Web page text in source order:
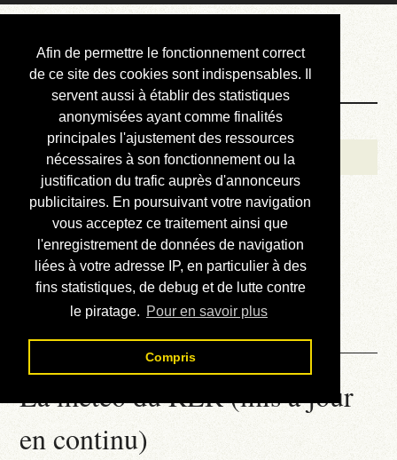
Afin de permettre le fonctionnement correct
de ce site des cookies sont indispensables. Il
servent aussi à établir des statistiques
anonymisées ayant comme finalités
principales l'ajustement des ressources
nécessaires à son fonctionnement ou la
justification du trafic auprès d'annonceurs
publicitaires. En poursuivant votre navigation
vous acceptez ce traitement ainsi que
l'enregistrement de données de navigation
liées à votre adresse IP, en particulier à des
fins statistiques, de debug et de lutte contre
le piratage. Pour en savoir plus
Compris
Courbis, « LE »
Blog Officiel
Bienvenue
Réalisations
Divers (et d’été)
Annonces
Liens externes
Téléchargement
Contact
La météo du RER (mis à jour
en continu)